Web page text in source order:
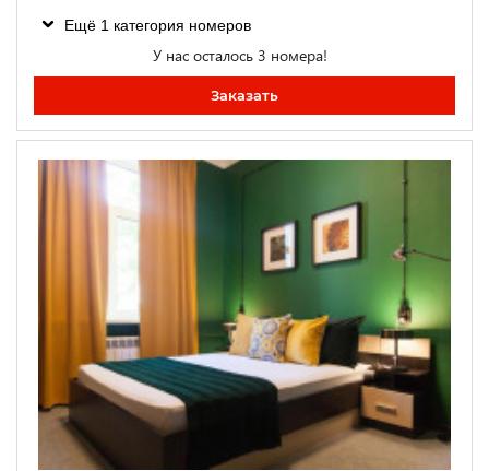
Ещё 1 категория номеров
У нас осталось 3 номера!
Заказать